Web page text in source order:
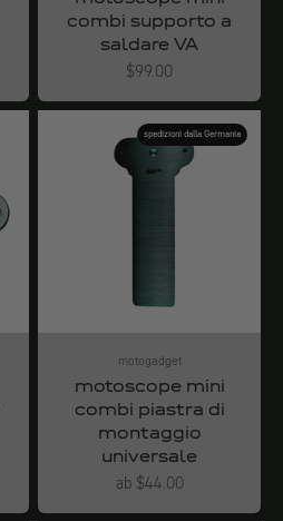
combi supporto a
saldare VA
Angebot
$99.00
spedizioni dalla Germania
motogadget
motoscope mini
combi piastra di
montaggio
universale
Angebot
ab $44.00